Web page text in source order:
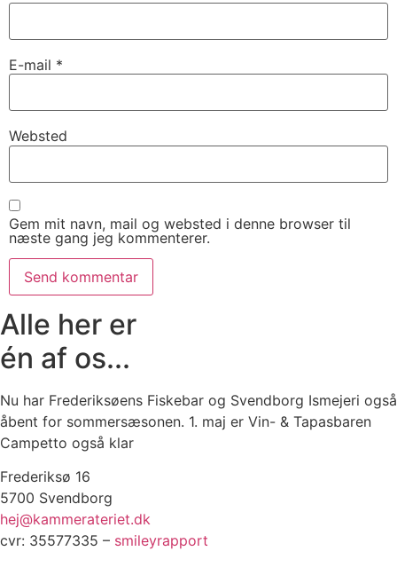
E-mail *
Websted
Gem mit navn, mail og websted i denne browser til
næste gang jeg kommenterer.
Alle her er
én af os...
Nu har Frederiksøens Fiskebar og Svendborg Ismejeri også
åbent for sommersæsonen. 1. maj er Vin- & Tapasbaren
Campetto også klar
Frederiksø 16
5700 Svendborg
hej@kammerateriet.dk
cvr: 35577335 – smileyrapport